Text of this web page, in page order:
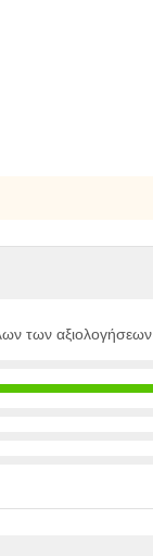
των αξιολογήσεων